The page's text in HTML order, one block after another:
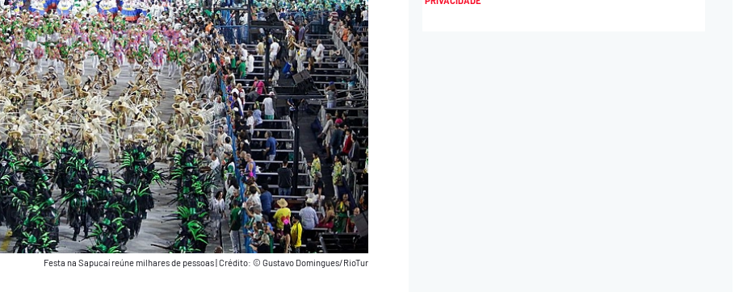
Festa na Sapucaí reúne milhares de pessoas|Crédito: © Gustavo Domingues/RioTur